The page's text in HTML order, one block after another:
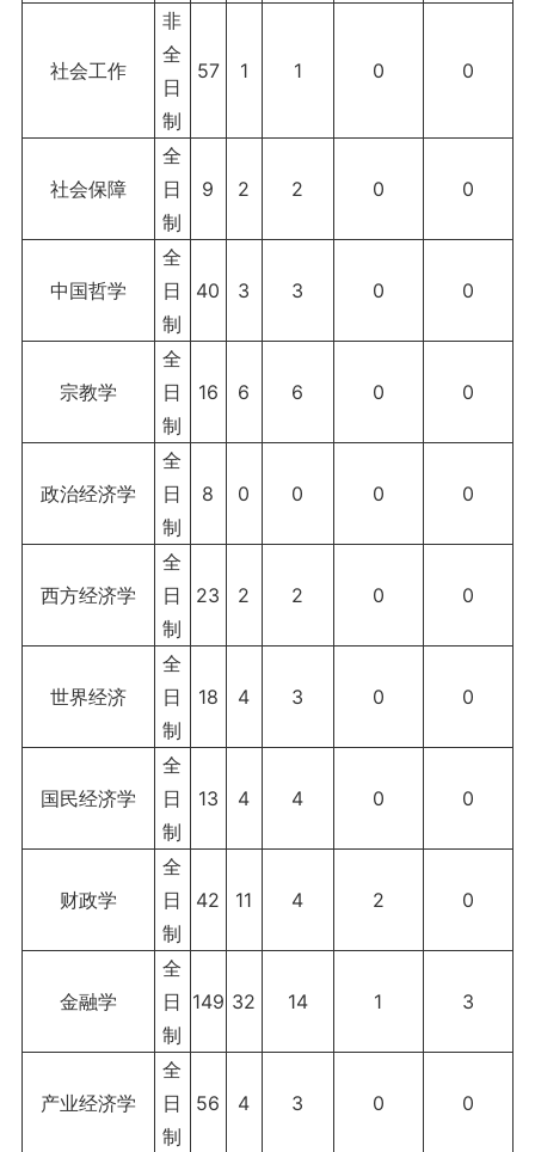
社会工作
非
全
日
制
57 1 1 0 0
社会保障
全
日
制
9 2 2 0 0
中国哲学
全
日
制
40 3 3 0 0
宗教学
全
日
制
16 6 6 0 0
政治经济学
全
日
制
8 0 0 0 0
西方经济学
全
日
制
23 2 2 0 0
世界经济
全
日
制
18 4 3 0 0
国民经济学
全
日
制
13 4 4 0 0
财政学
全
日
制
42 11 4 2 0
金融学
全
日
制
149 32 14 1 3
产业经济学
全
日
制
56 4 3 0 0